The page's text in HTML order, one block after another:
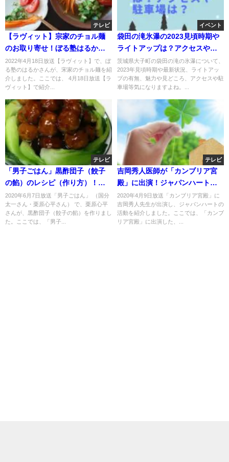
テレビ
【ラヴィット】宗家のチョル麺
のお取り寄せ！ぼる塾はるかさ
んおすすめ！4月18日
2022年4月18日放送【ラヴィット】で、ぼ
る塾のはるかさんが、宋家のチョル麺を紹
介しました。ここでは、 4月18日放送【ラ
ヴィット】で紹介...
イベント
袋田の滝氷瀑の2023見頃時期や
ライトアップは？アクセスや駐
車場は？
茨城県大子町の袋田の滝の氷瀑について、
2023年見頃時期や最新状況、ライトアッ
プの有無、魅力や見どころ、アクセスや駐
車場等気になりますよね。...
テレビ
「男子ごはん」黒酢団子（餃子
の餡）のレシピ（作り方）！栗
原心平さんが伝授！
2020年6月7日放送「男子ごはん」 （国分
太一さん・栗原心平さん） で、栗原心平
さんが、黒酢団子（餃子の餡）を作りまし
た。ここでは、「男子...
テレビ
吉岡秀人医師が「カンブリア宮
殿」に出演！ジャパンハートの
活動とは？
2020年4月9日放送「カンブリア宮殿」に
吉岡秀人先生が出演し、ジャパンハートの
活動を紹介しました。ここでは、「カンブ
リア宮殿」に出演した、...